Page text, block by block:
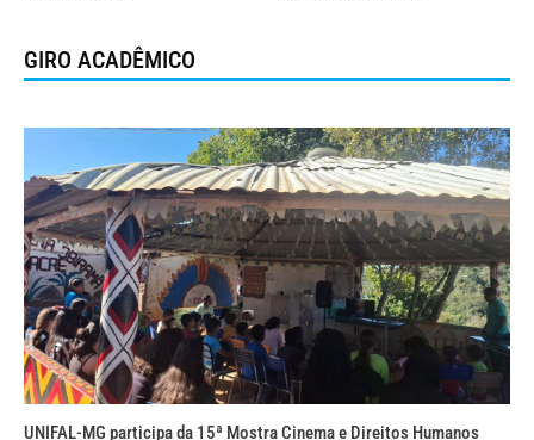
GIRO ACADÊMICO
UNIFAL-MG participa da 15ª Mostra Cinema e Direitos Humanos